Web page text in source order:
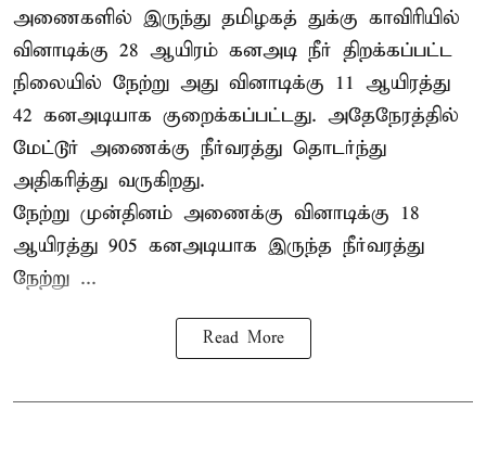
அணைகளில் இருந்து தமிழகத் துக்கு காவிரியில்
வினாடிக்கு 28 ஆயிரம் கனஅடி நீர் திறக்கப்பட்ட
நிலையில் நேற்று அது வினாடிக்கு 11 ஆயிரத்து
42 கனஅடியாக குறைக்கப்பட்டது. அதேநேரத்தில்
மேட்டூர் அணைக்கு நீர்வரத்து தொடர்ந்து
அதிகரித்து வருகிறது.
நேற்று முன்தினம் அணைக்கு வினாடிக்கு 18
ஆயிரத்து 905 கனஅடியாக இருந்த நீர்வரத்து
நேற்று ...
Read More